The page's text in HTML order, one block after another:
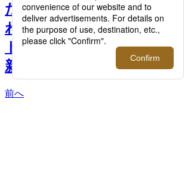
たい新作アイテムや組み合
わせを楽しめるペンダント
トップをご紹介！【伊勢丹
新宿店】 >>
前へ